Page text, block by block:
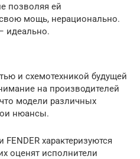
позволяя ей
мощь, нерационально.
идеально.
и схемотехникой будущей
на производителей
модели различных
нюансы.
характеризуются
оценят исполнители